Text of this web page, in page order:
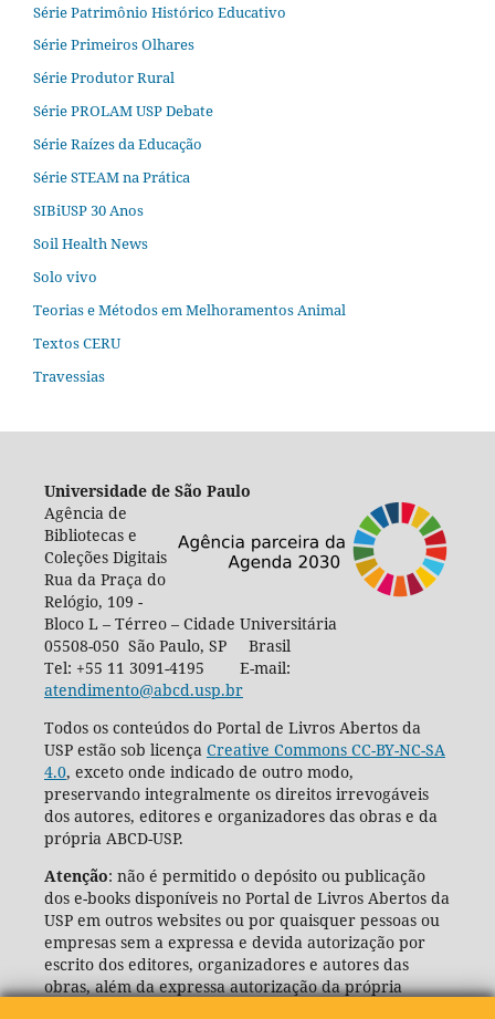
Série Patrimônio Histórico Educativo
Série Primeiros Olhares
Série Produtor Rural
Série PROLAM USP Debate
Série Raízes da Educação
Série STEAM na Prática
SIBiUSP 30 Anos
Soil Health News
Solo vivo
Teorias e Métodos em Melhoramentos Animal
Textos CERU
Travessias
Universidade de São Paulo
Agência de
Bibliotecas e
Coleções Digitais
Rua da Praça do
Relógio, 109 -
Bloco L – Térreo – Cidade Universitária
05508-050 São Paulo, SP Brasil
Tel: +55 11 3091-4195 E-mail:
atendimento@abcd.usp.br
Todos os conteúdos do Portal de Livros Abertos da
USP estão sob licença Creative Commons CC-BY-NC-SA
4.0, exceto onde indicado de outro modo,
preservando integralmente os direitos irrevogáveis
dos autores, editores e organizadores das obras e da
própria ABCD-USP.
Atenção: não é permitido o depósito ou publicação
dos e-books disponíveis no Portal de Livros Abertos da
USP em outros websites ou por quaisquer pessoas ou
empresas sem a expressa e devida autorização por
escrito dos editores, organizadores e autores das
obras, além da expressa autorização da própria